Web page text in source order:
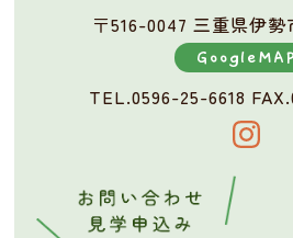
〒516-0047 三重県伊
GoogleMAP
TEL.0596-25-6618